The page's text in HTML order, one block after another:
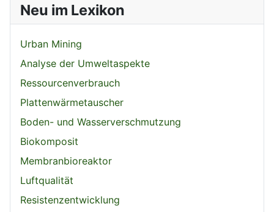
Neu im Lexikon
Urban Mining
Analyse der Umweltaspekte
Ressourcenverbrauch
Plattenwärmetauscher
Boden- und Wasserverschmutzung
Biokomposit
Membranbioreaktor
Luftqualität
Resistenzentwicklung